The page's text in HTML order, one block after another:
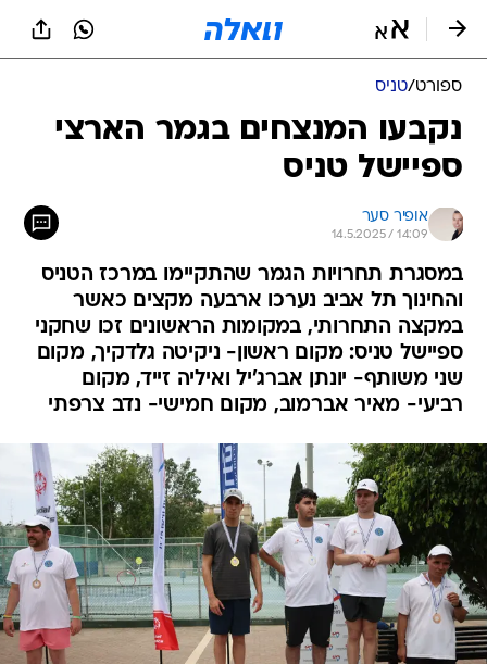
ספורט/טניס
נקבעו המנצחים בגמר הארצי
ספיישל טניס
אופיר סער
14.5.2025 / 14:09
במסגרת תחרויות הגמר שהתקיימו במרכז הטניס
והחינוך תל אביב נערכו ארבעה מקצים כאשר
במקצה התחרותי, במקומות הראשונים זכו שחקני
ספיישל טניס: מקום ראשון- ניקיטה גלדקיך, מקום
שני משותף- יונתן אברג'יל ואיליה זייד, מקום
רביעי- מאיר אברמוב, מקום חמישי- נדב צרפתי